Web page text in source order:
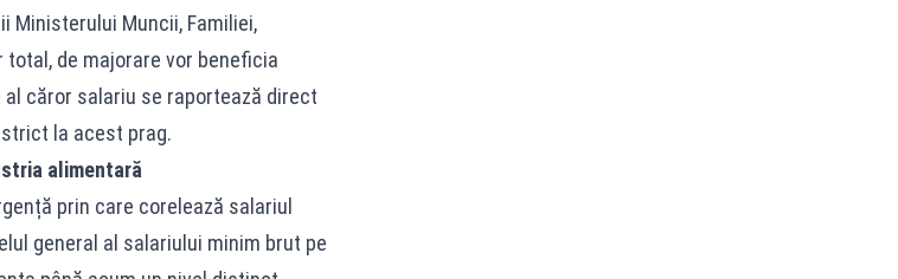
Ministerului Muncii, Familiei,
de majorare vor beneficia
căror salariu se raportează direct
la acest prag.
alimentară
prin care corelează salariul
general al salariului minim brut pe